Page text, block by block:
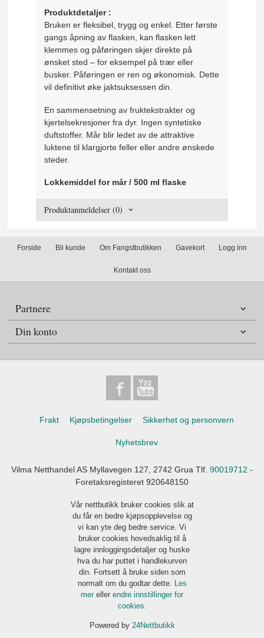
Produktdetaljer :
Bruken er fleksibel, trygg og enkel. Etter første
gangs åpning av flasken, kan flasken lett
klemmes og påføringen skjer direkte på
ønsket sted – for eksempel på trær eller
busker. Påføringen er ren og økonomisk. Dette
vil definitivt øke jaktsuksessen din.
En sammensetning av fruktekstrakter og
kjertelsekresjoner fra dyr. Ingen syntetiske
duftstoffer. Mår blir ledet av de attraktive
luktene til klargjorte feller eller andre ønskede
steder.
Lokkemiddel for mår / 500 ml flaske
Produktanmeldelser (0)
Forside Bli kunde Om Fangstbutikken Gavekort Logg inn
Kontakt oss
Partnere
Din konto
Frakt Kjøpsbetingelser Sikkerhet og personvern
Nyhetsbrev
Vilma Netthandel AS Myllavegen 127, 2742 Grua Tlf. 90019712 -
Foretaksregisteret 920648150
Vår nettbutikk bruker cookies slik at
du får en bedre kjøpsopplevelse og
vi kan yte deg bedre service. Vi
bruker cookies hovedsaklig til å
lagre innloggingsdetaljer og huske
hva du har puttet i handlekurven
din. Fortsett å bruke siden som
normalt om du godtar dette.
Les
mer eller endre innstillinger for
cookies.
Powered by 24Nettbutikk